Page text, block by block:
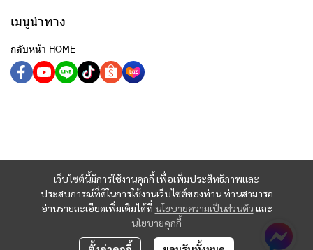
เว็บไซต์นี้มีการใช้งานคุกกี้ เพื่อเพิ่มประสิทธิภาพและ
ประสบการณ์ที่ดีในการใช้งานเว็บไซต์ของท่าน ท่านสามารถ
อ่านรายละเอียดเพิ่มเติมได้ที่ นโยบายความเป็นส่วนตัว และ
นโยบายคุกกี้
เมนูนำทาง
กลับหน้า HOME